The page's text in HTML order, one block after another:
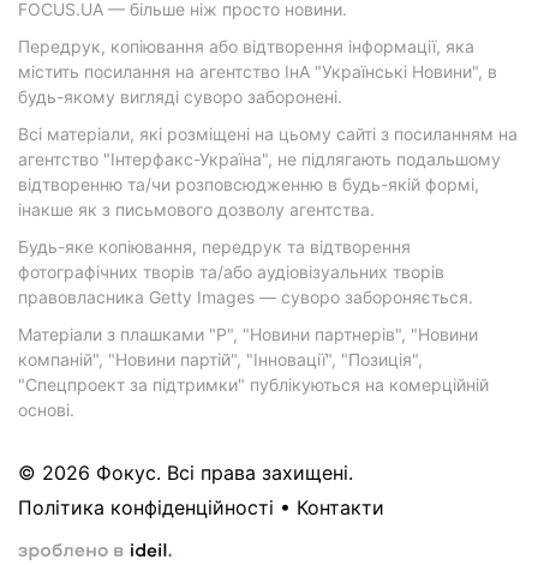
FOCUS.UA — більше ніж просто новини.
Передрук, копіювання або відтворення інформації, яка
містить посилання на агентство ІнА "Українські Новини", в
будь-якому вигляді суворо заборонені.
Всі матеріали, які розміщені на цьому сайті з посиланням на
агентство "Інтерфакс-Україна", не підлягають подальшому
відтворенню та/чи розповсюдженню в будь-якій формі,
інакше як з письмового дозволу агентства.
Будь-яке копіювання, передрук та відтворення
фотографічних творів та/або аудіовізуальних творів
правовласника Getty Images — суворо забороняється.
Матеріали з плашками "Р", "Новини партнерів", "Новини
компаній", "Новини партій", "Інновації", "Позиція",
"Спецпроект за підтримки" публікуються на комерційній
основі.
© 2026 Фокус. Всі права захищені.
Політика конфіденційності • Контакти